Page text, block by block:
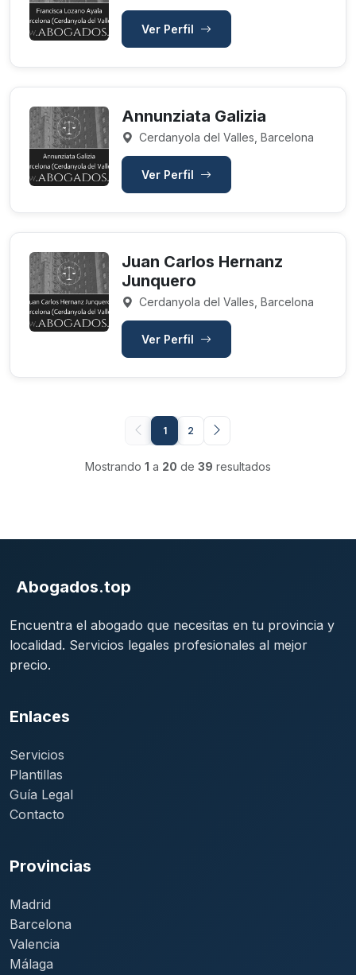
Ver Perfil
Annunziata Galizia
Cerdanyola del Valles, Barcelona
Ver Perfil
Juan Carlos Hernanz
Junquero
Cerdanyola del Valles, Barcelona
Ver Perfil
1 2
Mostrando 1 a 20 de 39 resultados
Abogados.top
Encuentra el abogado que necesitas en tu provincia y
localidad. Servicios legales profesionales al mejor
precio.
Enlaces
Servicios
Plantillas
Guía Legal
Contacto
Provincias
Madrid
Barcelona
Valencia
Málaga